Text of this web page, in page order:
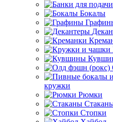
Бокалы
кружки
Рюмки
Стопки